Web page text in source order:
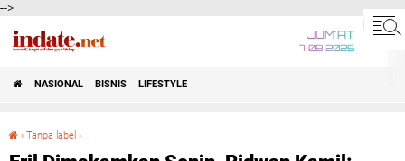
-->
JUM'AT
7 08 2026
NASIONAL BISNIS LIFESTYLE
› Tanpa label ›